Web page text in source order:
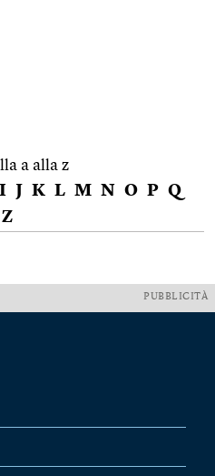
a alla z
I J K L M N O P Q
Z
PUBBLICITÀ